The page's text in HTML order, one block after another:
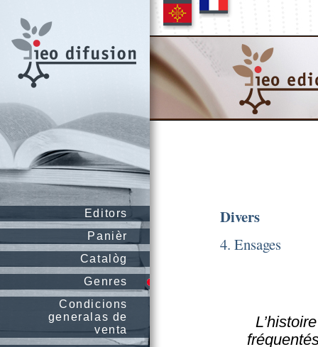
Editors
Panièr
Catalòg
Genres
Condicions
generalas de
venta
Divers
4. Ensages